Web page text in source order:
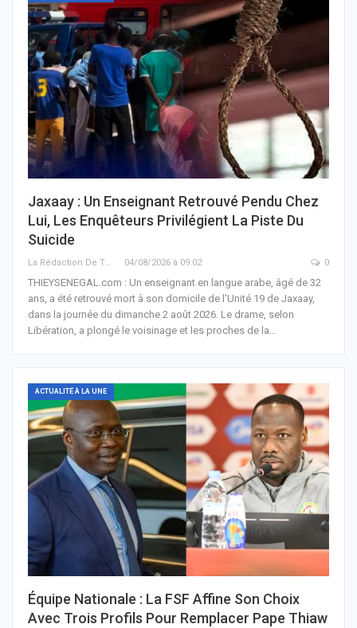
Jaxaay : Un Enseignant Retrouvé Pendu Chez
Lui, Les Enquêteurs Privilégient La Piste Du
Suicide
La Rédaction De THIEYSENEGAL.com 04/08/2026 à 09:02 0
THIEYSENEGAL.com : Un enseignant en langue arabe, âgé de 32
ans, a été retrouvé mort à son domicile de l'Unité 19 de Jaxaay,
dans la journée du dimanche 2 août 2026. Le drame, selon
Libération, a plongé le voisinage et les proches de la…
ACTUALITÉ À LA UNE
Équipe Nationale : La FSF Affine Son Choix
Avec Trois Profils Pour Remplacer Pape Thiaw